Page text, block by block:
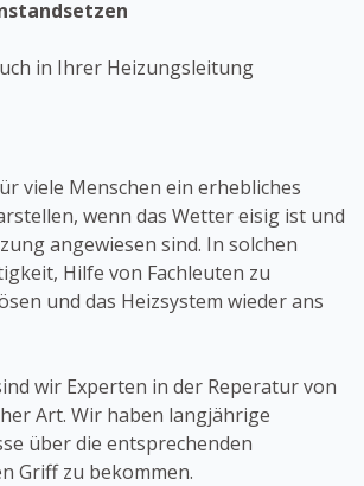
in Ihrer Heizungsleitung
viele Menschen ein erhebliches
wenn das Wetter eisig ist und
angewiesen sind. In solchen
Hilfe von Fachleuten zu
und das Heizsystem wieder ans
wir Experten in der Reperatur von
Art. Wir haben langjährige
über die entsprechenden
Griff zu bekommen.